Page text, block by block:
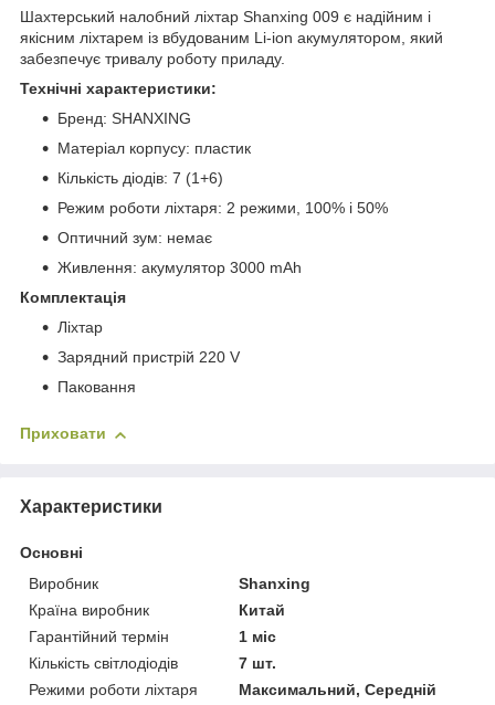
Шахтерський налобний ліхтар Shanxing 009 є надійним і
якісним ліхтарем із вбудованим Li-ion акумулятором, який
забезпечує тривалу роботу приладу.
Технічні характеристики:
Бренд: SHANXING
Матеріал корпусу: пластик
Кількість діодів: 7 (1+6)
Режим роботи ліхтаря: 2 режими, 100% і 50%
Оптичний зум: немає
Живлення: акумулятор 3000 mAh
Комплектація
Ліхтар
Зарядний пристрій 220 V
Паковання
Приховати
Характеристики
Основні
Виробник
Shanxing
Країна виробник
Китай
Гарантійний термін
1 міс
Кількість світлодіодів
7 шт.
Режими роботи ліхтаря
Максимальний, Середній